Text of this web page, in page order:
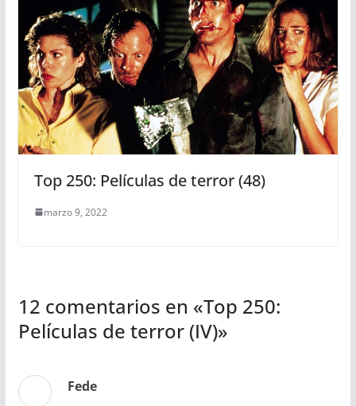
Top 250: Películas de terror (48)
marzo 9, 2022
12 comentarios en «Top 250:
Películas de terror (IV)»
Fede